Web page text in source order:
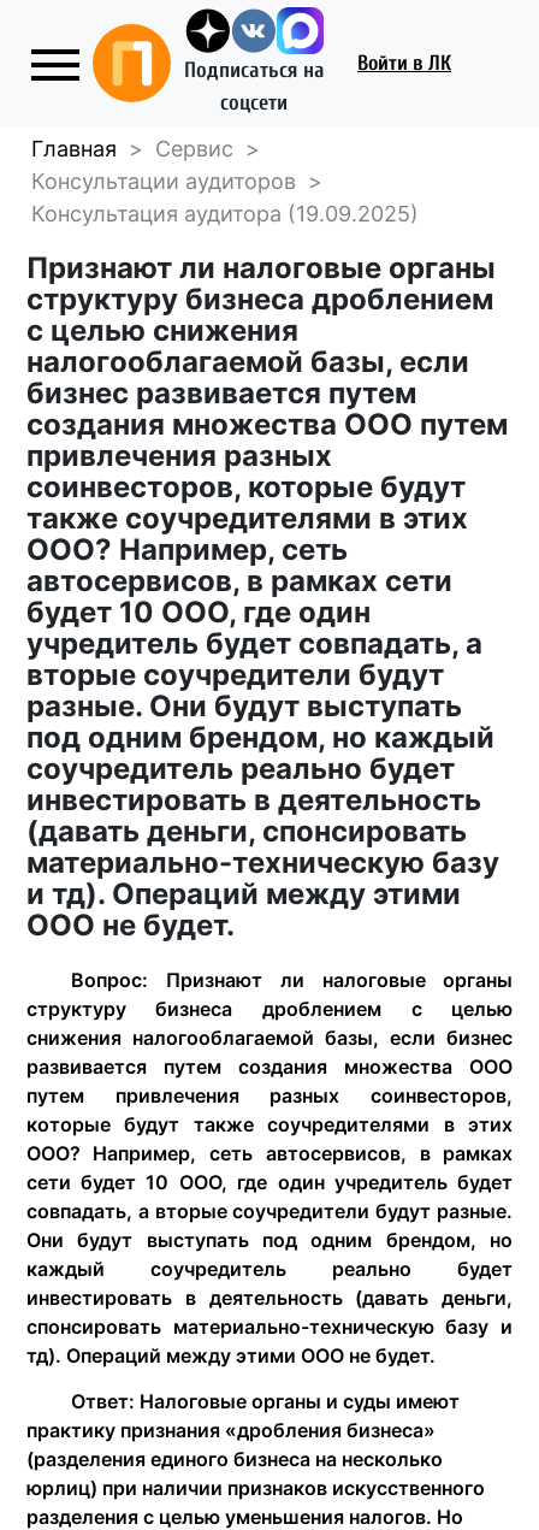
Подписаться на
соцсети
Войти в ЛК
Главная > Сервис
>
Консультации аудиторов
>
Консультация аудитора (19.09.2025)
Признают ли налоговые органы
структуру бизнеса дроблением
с целью снижения
налогооблагаемой базы, если
бизнес развивается путем
создания множества ООО путем
привлечения разных
соинвесторов, которые будут
также соучредителями в этих
ООО? Например, сеть
автосервисов, в рамках сети
будет 10 ООО, где один
учредитель будет совпадать, а
вторые соучредители будут
разные. Они будут выступать
под одним брендом, но каждый
соучредитель реально будет
инвестировать в деятельность
(давать деньги, спонсировать
материально-техническую базу
и тд). Операций между этими
ООО не будет.
Вопрос: Признают ли налоговые органы
структуру бизнеса дроблением с целью
снижения налогооблагаемой базы, если бизнес
развивается путем создания множества ООО
путем привлечения разных соинвесторов,
которые будут также соучредителями в этих
ООО? Например, сеть автосервисов, в рамках
сети будет 10 ООО, где один учредитель будет
совпадать, а вторые соучредители будут разные.
Они будут выступать под одним брендом, но
каждый соучредитель реально будет
инвестировать в деятельность (давать деньги,
спонсировать материально-техническую базу и
тд). Операций между этими ООО не будет.
Ответ: Налоговые органы и суды имеют
практику признания «дробления бизнеса»
(разделения единого бизнеса на несколько
юрлиц) при наличии признаков искусственного
разделения с целью уменьшения налогов. Но